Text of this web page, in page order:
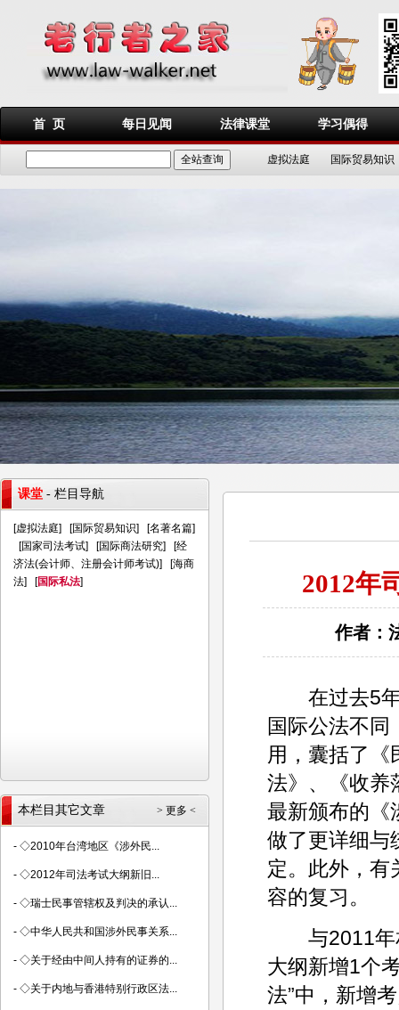
首 页 每日见闻 法律课堂 学习偶得
虚拟法庭 国际贸易知识
2012年
作者：
在过去5年
国际公法不同
用，囊括了《
法》、《收养
最新颁布的《
做了更详细与
定。此外，有
容的复习。
与2011年相
大纲新增1个
法”中，新增
课堂 - 栏目导航
[虚拟法庭] [国际贸易知识] [名著名篇]
[国家司法考试] [国际商法研究] [经
济法(会计师、注册会计师考试)] [海商
法] [国际私法]
> 更多 <
本栏目其它文章
- ◇2010年台湾地区《涉外民...
- ◇2012年司法考试大纲新旧...
- ◇瑞士民事管辖权及判决的承认...
- ◇中华人民共和国涉外民事关系...
- ◇关于经由中间人持有的证券的...
- ◇关于内地与香港特别行政区法...